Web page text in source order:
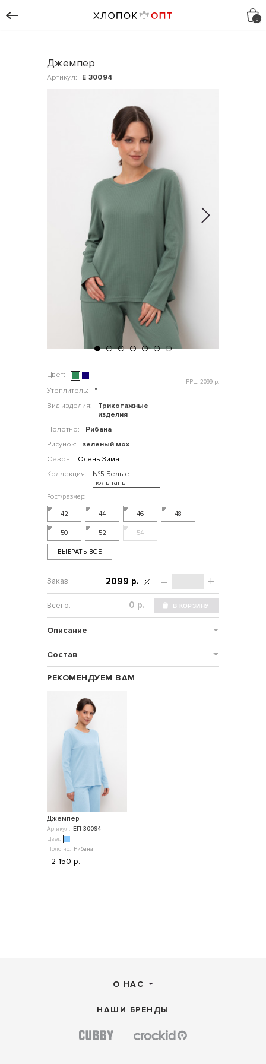
Джемпер
Артикул: Е 30094
Цвет:
Утеплитель:
"
Вид изделия:
Трикотажные
изделия
Полотно:
Рибана
Рисунок:
зеленый мох
Сезон:
Осень-Зима
Коллекция:
№5 Белые
тюльпаны
РРЦ: 2099 р.
42 44 46 48
50 52 54
ВЫБРАТЬ ВСЕ
– +
2099 р.
р.
Описание
Состав
РЕКОМЕНДУЕМ ВАМ
Джемпер
Артикул: ЕП 30094
Цвет:
Полотно: Рибана
2 150 р.
О НАС
НАШИ БРЕНДЫ